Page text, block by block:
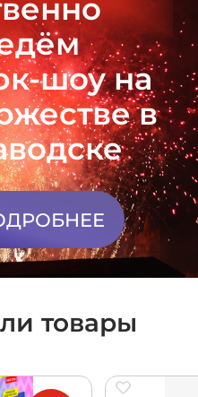
шоу на
в
товары